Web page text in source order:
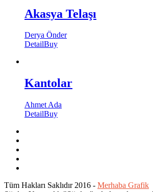
Akasya Telaşı
Derya Önder
DetailBuy
Kantolar
Ahmet Ada
DetailBuy
Tüm Hakları Saklıdır 2016 - Merhaba Grafik